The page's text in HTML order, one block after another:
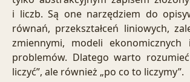
i liczb. Są one narzędziem do
równań, przekształceń liniowych,
zmiennymi, modeli
problemów. Dlatego warto
liczyć”, ale również „po co to liczymy”.